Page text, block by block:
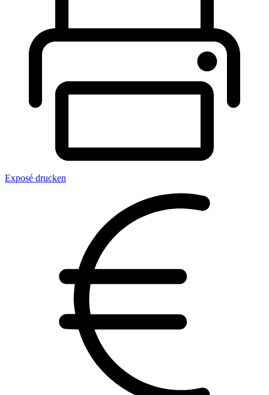
Exposé drucken